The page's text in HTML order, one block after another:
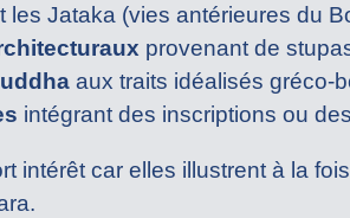
les Jataka (vies antérieures du
provenant de
aux traits idéalisés gréco-
intégrant des inscriptions ou
intérêt car elles illustrent à la